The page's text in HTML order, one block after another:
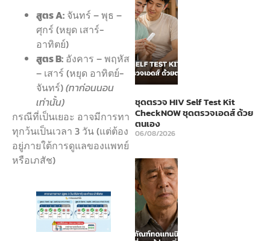
สูตร A: จันทร์ – พุธ –
ศุกร์ (หยุด เสาร์-
อาทิตย์)
สูตร B: อังคาร – พฤหัส
– เสาร์ (หยุด อาทิตย์-
จันทร์)(ทาก่อนนอน
เท่านั้น)
กรณีที่เป็นเยอะ อาจมีการทา
ทุกว้นเป็นเวลา 3 วัน (แต่ต้อง
อยู่ภายใต้การดูแลของแพทย์
หรือเภสัช)
ชุดตรวจ HIV Self Test Kit
CheckNOW ชุดตรวจเอดส์ ด้วย
ตนเอง
06/08/2026